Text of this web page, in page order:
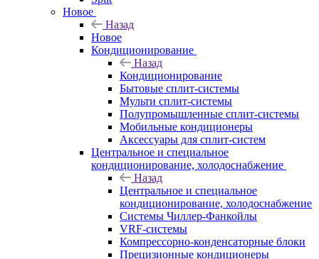
Новое
Назад
Новое
Кондиционирование
Назад
Кондиционирование
Бытовые сплит-системы
Мульти сплит-системы
Полупромышленные сплит-системы
Мобильные кондиционеры
Аксессуары для сплит-систем
Центральное и специальное
кондиционирование, холодоснабжение
Назад
Центральное и специальное
кондиционирование, холодоснабжение
Системы Чиллер-Фанкойлы
VRF-системы
Компрессорно-конденсаторные блоки
Прецизионные кондиционеры